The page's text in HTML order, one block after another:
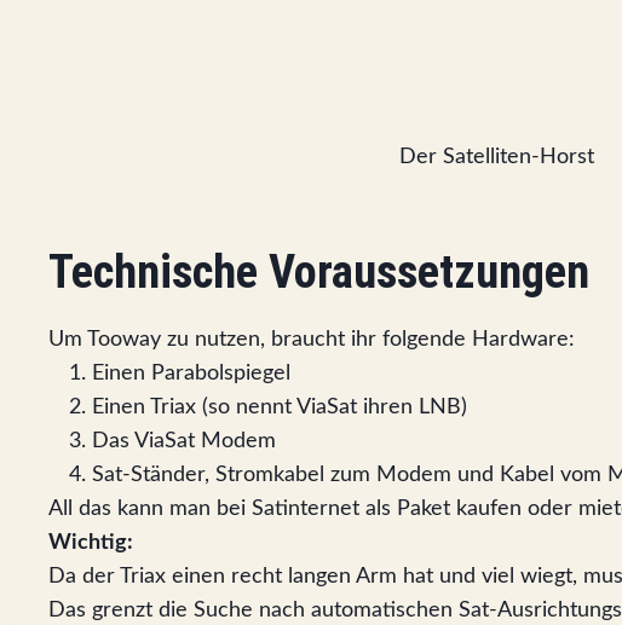
Der Satelliten-Horst
Technische Voraussetzungen
Um Tooway zu nutzen, braucht ihr folgende Hardware:
Einen Parabolspiegel
Einen Triax (so nennt ViaSat ihren LNB)
Das ViaSat Modem
Sat-Ständer, Stromkabel zum Modem und Kabel vom
All das kann man bei Satinternet als Paket kaufen oder
Wichtig:
Da der Triax einen recht langen Arm hat und viel wiegt,
Das grenzt die Suche nach automatischen Sat-